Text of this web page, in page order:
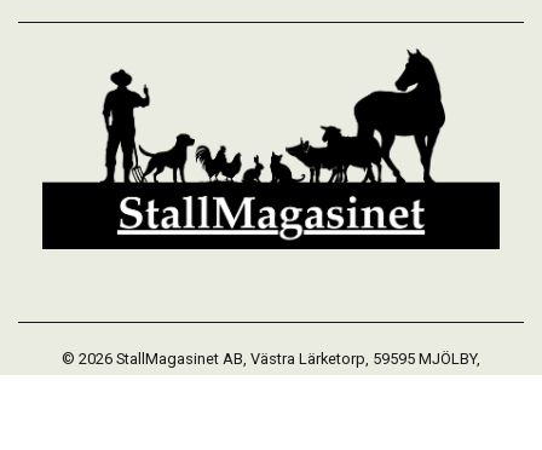
© 2026 StallMagasinet AB, Västra Lärketorp, 59595 MJÖLBY,